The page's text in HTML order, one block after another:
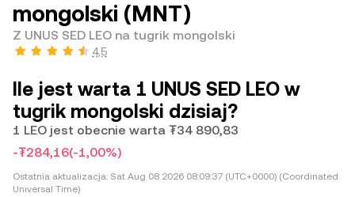
mongolski (MNT)
Z UNUS SED LEO na tugrik mongolski
4,5
Ile jest warta 1 UNUS SED LEO w
tugrik mongolski dzisiaj?
1 LEO jest obecnie warta ₮34 890,83
-₮284,16(-1,00%)
Ostatnia aktualizacja: Sat Aug 08 2026 08:09:37 (UTC+0000) (Coordinated
Universal Time)